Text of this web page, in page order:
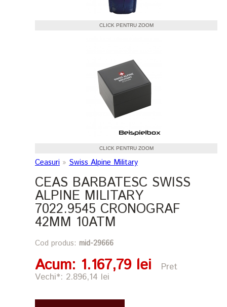
CLICK PENTRU ZOOM
CLICK PENTRU ZOOM
Ceasuri » Swiss Alpine Military
CEAS BARBATESC SWISS
ALPINE MILITARY
7022.9545 CRONOGRAF
42MM 10ATM
Cod produs: mid-29666
Acum: 1.167,79 lei
Pret
Vechi*: 2.896,14 lei